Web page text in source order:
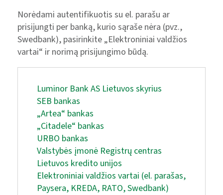
Norėdami autentifikuotis su el. parašu ar
prisijungti per banką, kurio sąraše nėra (pvz.,
Swedbank), pasirinkite „Elektroniniai valdžios
vartai“ ir norimą prisijungimo būdą.
Luminor Bank AS Lietuvos skyrius
SEB bankas
„Artea“ bankas
„Citadele“ bankas
URBO bankas
Valstybės įmonė Registrų centras
Lietuvos kredito unijos
Elektroniniai valdžios vartai (el. parašas,
Paysera, KREDA, RATO, Swedbank)